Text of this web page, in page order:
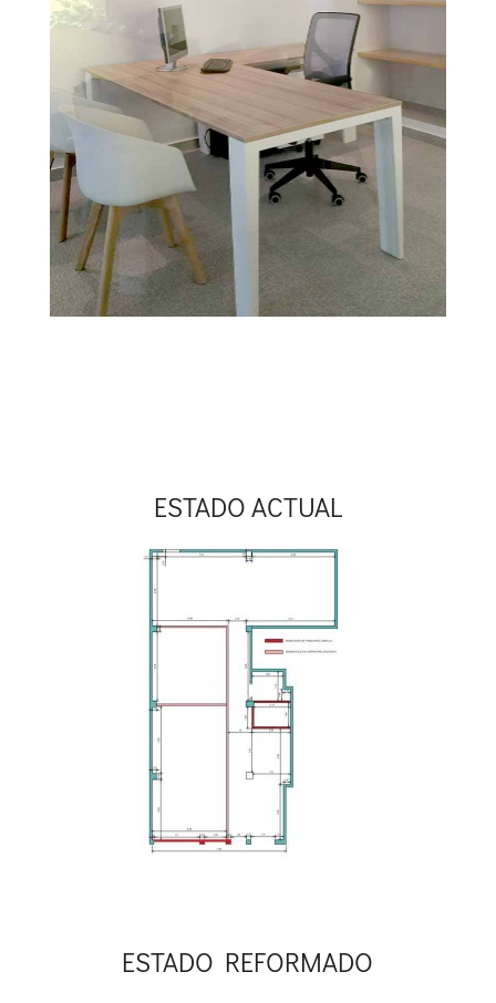
ESTADO ACTUAL
ESTADO REFORMADO